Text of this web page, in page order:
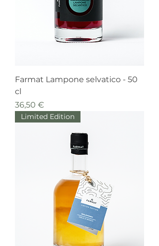
Farmat Lampone selvatico - 50
cl
Prezzo
36,50 €
Limited Edition